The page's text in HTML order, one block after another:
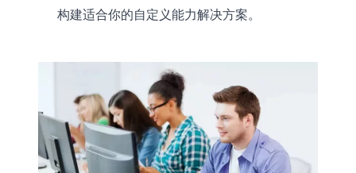
构建适合你的自定义能力解决方案。